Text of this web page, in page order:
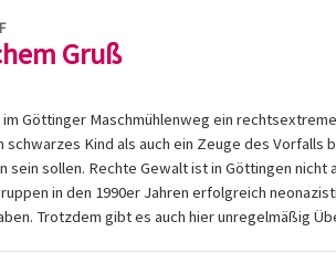
Gruß
im Göttinger Maschmühlenweg ein
schwarzes Kind als auch ein Zeuge des Vorfalls
sein sollen. Rechte Gewalt ist in Göttingen nicht
in den 1990er Jahren erfolgreich
Trotzdem gibt es auch hier unregelmäßig